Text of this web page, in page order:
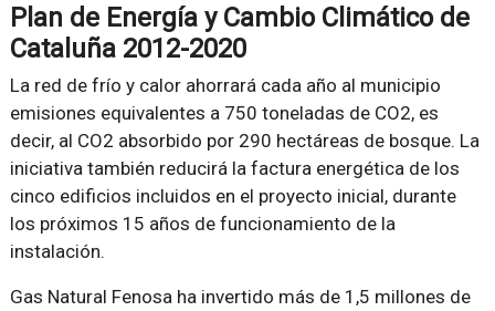
Plan de Energía y Cambio Climático de
Cataluña 2012-2020
La red de frío y calor ahorrará cada año al municipio
emisiones equivalentes a 750 toneladas de CO2, es
decir, al CO2 absorbido por 290 hectáreas de bosque. La
iniciativa también reducirá la factura energética de los
cinco edificios incluidos en el proyecto inicial, durante
los próximos 15 años de funcionamiento de la
instalación.
Gas Natural Fenosa ha invertido más de 1,5 millones de